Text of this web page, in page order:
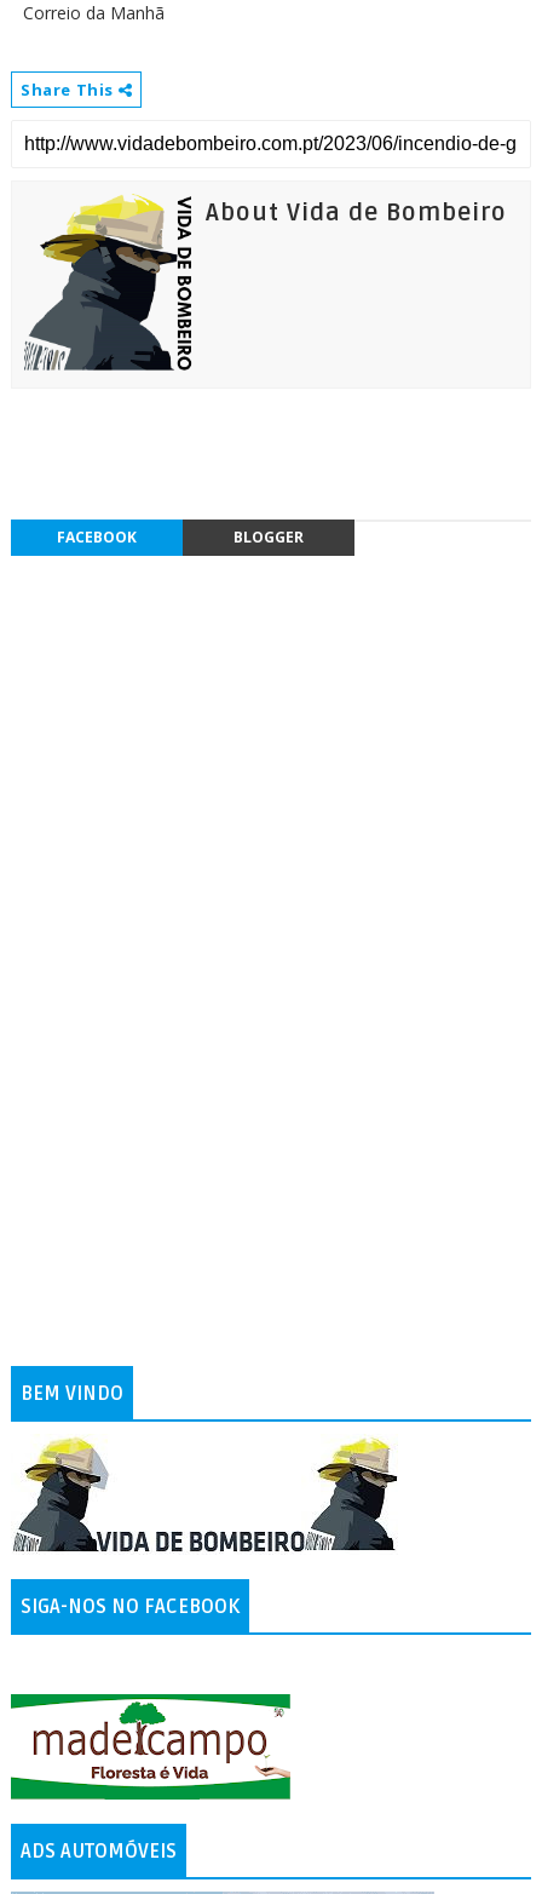
Correio da Manhã
Share This
About Vida de Bombeiro
FACEBOOK BLOGGER
BEM VINDO
SIGA-NOS NO FACEBOOK
ADS AUTOMÓVEIS